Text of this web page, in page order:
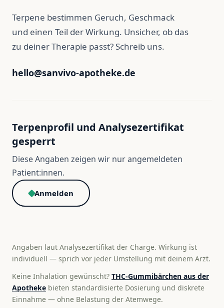
Terpene bestimmen Geruch, Geschmack
und einen Teil der Wirkung. Unsicher, ob das
zu deiner Therapie passt? Schreib uns.
hello@sanvivo-apotheke.de
Terpenprofil und Analysezertifikat
gesperrt
Diese Angaben zeigen wir nur angemeldeten
Patient:innen.
Anmelden
Angaben laut Analysezertifikat der Charge. Wirkung ist
individuell — sprich vor jeder Umstellung mit deinem Arzt.
Keine Inhalation gewünscht? THC-Gummibärchen aus der
Apotheke bieten standardisierte Dosierung und diskrete
Einnahme — ohne Belastung der Atemwege.